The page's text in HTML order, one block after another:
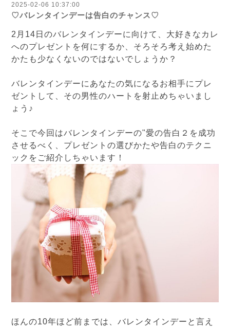
2025-02-06 10:37:00
♡バレンタインデーは告白のチャンス♡
2月14日のバレンタインデーに向けて、大好きなカレ
へのプレゼントを何にするか、そろそろ考え始めた
かたも少なくないのではないでしょうか？
バレンタインデーにあなたの気になるお相手にプレ
ゼントして、その男性のハートを射止めちゃいまし
ょう♪
そこで今回はバレンタインデーの"愛の告白２を成功
させるべく、プレゼントの選びかたや告白のテクニ
ックをご紹介しちゃいます！
ほんの10年ほど前までは、バレンタインデーと言え